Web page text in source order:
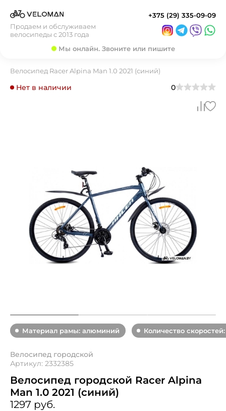
Продаем и обслуживаем
велосипеды с 2013 года
+375 (29) 335-09-09
Мы онлайн. Звоните или пишите
Велосипед Racer Alpina Man 1.0 2021 (синий)
Нет в наличии 0
Материал рамы: алюминий Количество скоростей:
Велосипед городской
Артикул: 2332385
Велосипед городской Racer Alpina
Man 1.0 2021 (синий)
1297 руб.